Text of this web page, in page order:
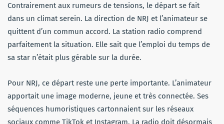
Contrairement aux rumeurs de tensions, le départ se fait
dans un climat serein. La direction de NRJ et l’animateur se
quittent d’un commun accord. La station radio comprend
parfaitement la situation. Elle sait que l’emploi du temps de
sa star n’était plus gérable sur la durée.
Pour NRJ, ce départ reste une perte importante. L’animateur
apportait une image moderne, jeune et très connectée. Ses
séquences humoristiques cartonnaient sur les réseaux
sociaux comme TikTok et Instagram. La radio doit désormais